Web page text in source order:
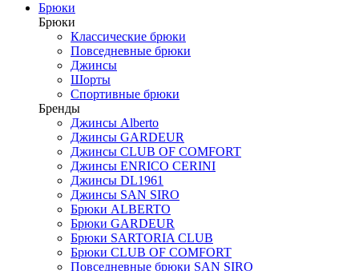
Брюки
Брюки
Классические брюки
Повседневные брюки
Джинсы
Шорты
Спортивные брюки
Бренды
Джинсы Alberto
Джинсы GARDEUR
Джинсы CLUB OF COMFORT
Джинсы ENRICO CERINI
Джинсы DL1961
Джинсы SAN SIRO
Брюки ALBERTO
Брюки GARDEUR
Брюки SARTORIA CLUB
Брюки CLUB OF COMFORT
Повседневные брюки SAN SIRO